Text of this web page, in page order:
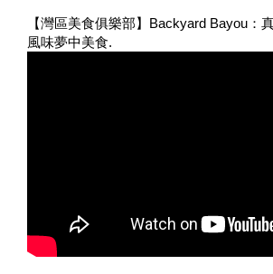
【灣區美食俱樂部】Backyard Bayou：
風味夢中美食.